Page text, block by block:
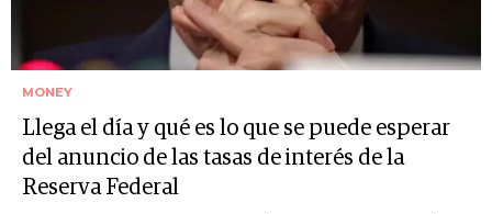
MONEY
Llega el día y qué es lo que se puede esperar
del anuncio de las tasas de interés de la
Reserva Federal